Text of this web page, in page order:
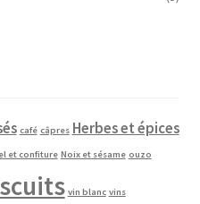
café câpres Herbes et épices
et confiture Noix et sésame ouzo
vin blanc vins